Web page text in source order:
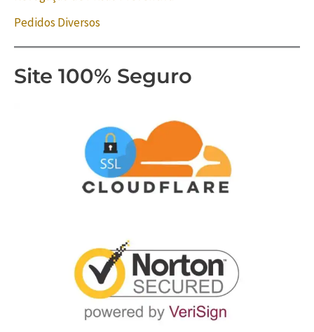
Pedidos Diversos
Site 100% Seguro